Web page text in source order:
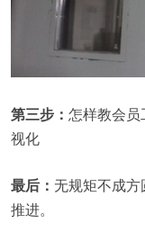
第三步： 怎样教会
视化
最后： 无规矩不成
推进。